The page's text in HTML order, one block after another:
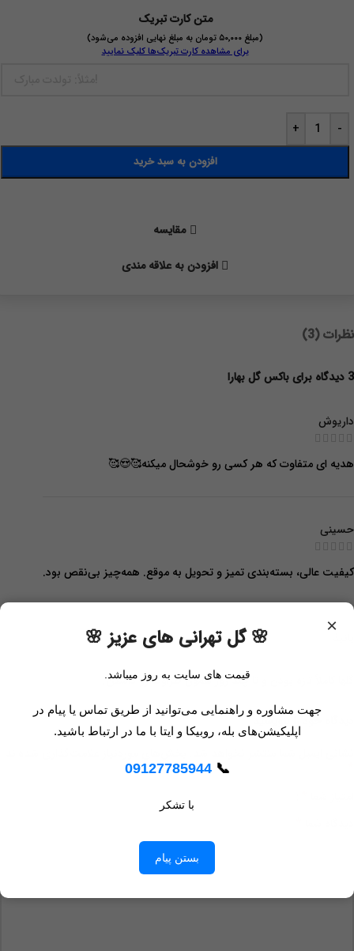
متن کارت تبریک
(مبلغ ۵۰٬۰۰۰ تومان به مبلغ نهایی افزوده می‌شود)
برای مشاهده کارت تبریک‌ها کلیک نمایید
-
+
افزودن به سبد خرید
مقايسه
افزودن به علاقه مندی
نظرات (3)
3 دیدگاه برای باکس گل بهارا
داریوش
هدیه ای متفاوت که هر کسی رو خوشحال میکنه🥰😍🥰
حسینی
کیفیت عالی، بسته‌بندی تمیز و تحویل به موقع. همه‌چیز بی‌نقص بود.
گلها کاملاً تازه بودن و تا چند روز همون طراوت رو داشتن.
دیدگاه خود را بنویسید
× 🌸 گل تهرانی های عزیز 🌸
قیمت های سایت به روز میباشد.
جهت مشاوره و راهنمایی می‌توانید از طریق تماس یا پیام در
اپلیکیشن‌های بله، روبیکا و ایتا با ما در ارتباط باشید.
📞
09127785944
با تشکر
بستن پیام